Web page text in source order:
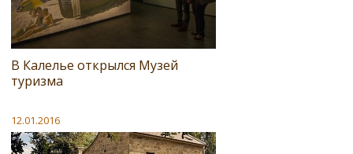
В Калелье открылся Музей
туризма
12.01.2016